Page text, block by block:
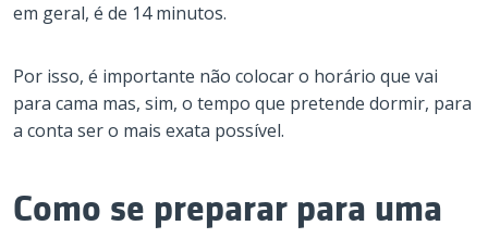
em geral, é de 14 minutos.
Por isso, é importante não colocar o horário que vai
para cama mas, sim, o tempo que pretende dormir, para
a conta ser o mais exata possível.
Como se preparar para uma